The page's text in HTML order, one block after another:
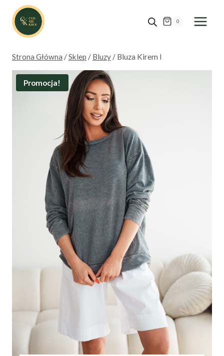
Przejdź
treści
0
Strona Główna /Sklep / Bluzy / Bluza Kirem I
Promocja!